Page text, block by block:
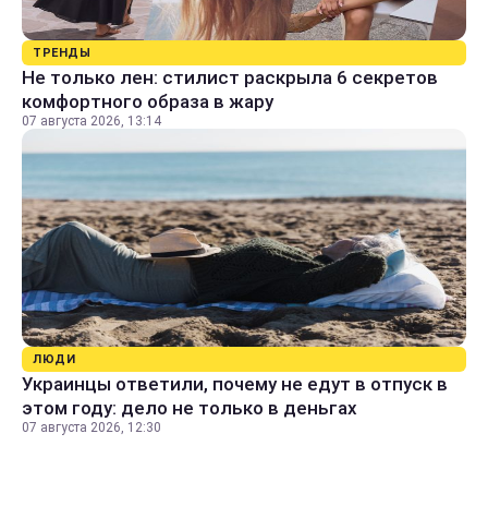
ТРЕНДЫ
Не только лен: стилист раскрыла 6 секретов
комфортного образа в жару
07 августа 2026, 13:14
ЛЮДИ
Украинцы ответили, почему не едут в отпуск в
этом году: дело не только в деньгах
07 августа 2026, 12:30